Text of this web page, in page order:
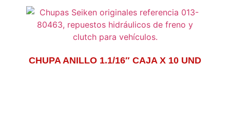
CHUPA ANILLO 1.1/16″ CAJA X 10 UND